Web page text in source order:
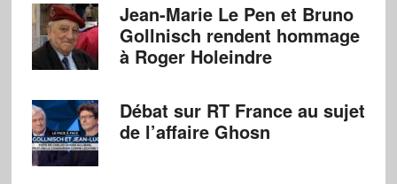
Jean-Marie Le Pen et Bruno
Gollnisch rendent hommage
à Roger Holeindre
Débat sur RT France au sujet
de l’affaire Ghosn